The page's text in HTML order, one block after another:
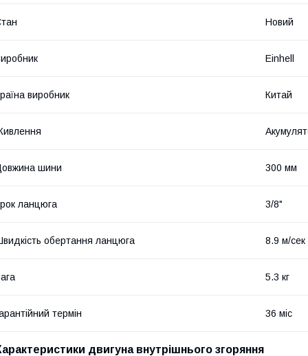
Новий
Einhell
виробник Китай
шини 300 мм
ланцюга 3/8"
обертання ланцюга 8.9 м/сек
5.3 кг
термін 36 міс
двигуна внутрішнього згоряння